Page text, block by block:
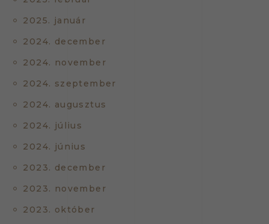
2025. január
2024. december
2024. november
2024. szeptember
2024. augusztus
2024. július
2024. június
2023. december
2023. november
2023. október